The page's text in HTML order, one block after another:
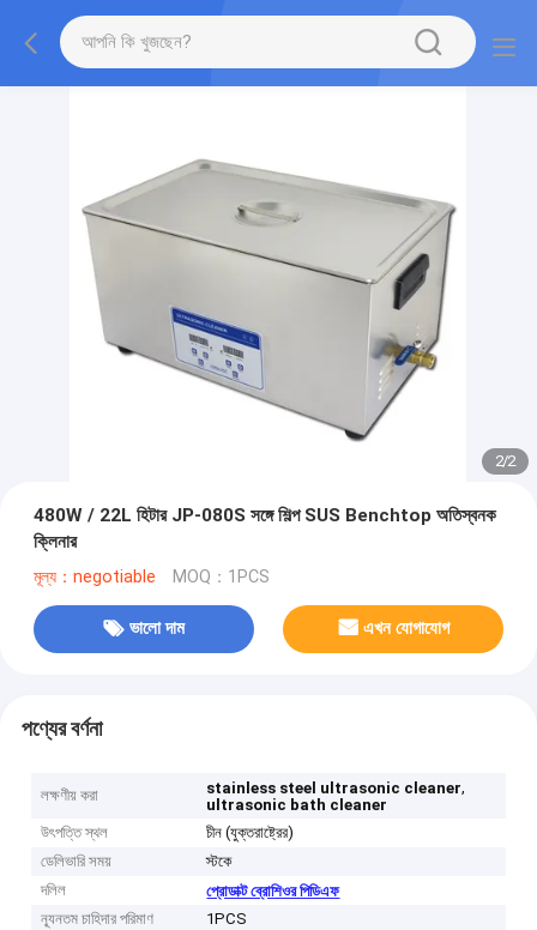
2/2
480W / 22L হিটার JP-080S সঙ্গে শিল্প SUS Benchtop অতিস্বনক
ক্লিনার
মূল্য：negotiable MOQ：1PCS
ভালো দাম এখন যোগাযোগ
পণ্যের বর্ণনা
লক্ষণীয় করা stainless steel ultrasonic cleaner,
ultrasonic bath cleaner
উৎপত্তি স্থল
চীন (যুক্তরাষ্ট্রের)
ডেলিভারি সময়
স্টকে
দলিল
প্রোডাক্ট ব্রোশিওর পিডিএফ
ন্যূনতম চাহিদার পরিমাণ
1PCS